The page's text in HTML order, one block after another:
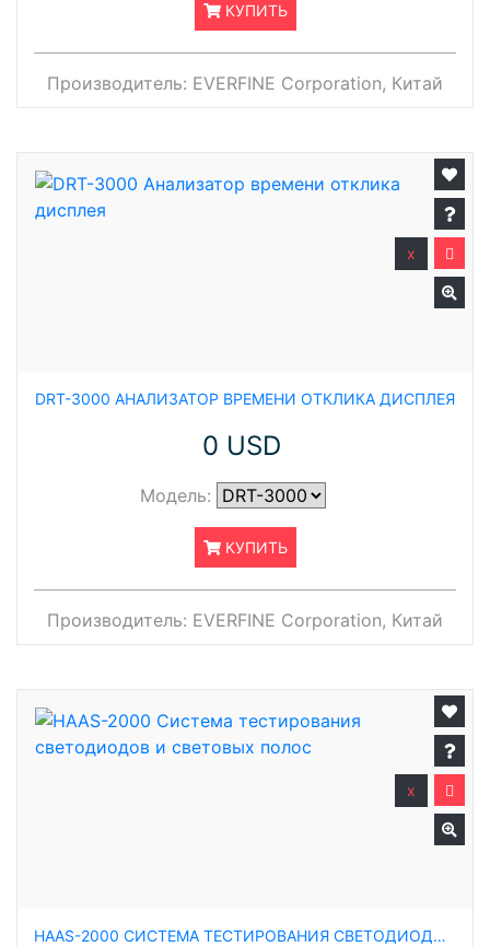
КУПИТЬ
Производитель: EVERFINE Corporation, Китай
DRT-3000 АНАЛИЗАТОР ВРЕМЕНИ ОТКЛИКА ДИСПЛЕЯ
0 USD
Модель:
КУПИТЬ
x
Производитель: EVERFINE Corporation, Китай
HAAS-2000 СИСТЕМА ТЕСТИРОВАНИЯ СВЕТОДИОДОВ И СВЕТОВЫХ ПОЛОС
x